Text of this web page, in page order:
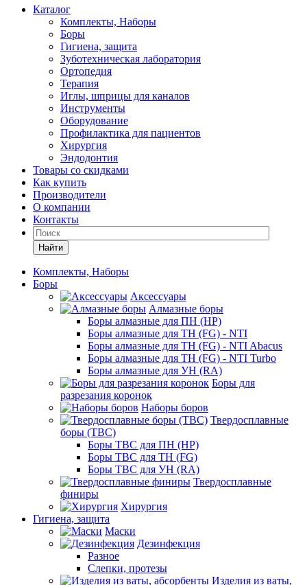
Каталог
Комплекты, Наборы
Боры
Гигиена, защита
Зуботехническая лаборатория
Ортопедия
Терапия
Иглы, шприцы для каналов
Инструменты
Оборудование
Профилактика для пациентов
Хирургия
Эндодонтия
Товары со скидками
Как купить
Производители
О компании
Контакты
Найти
Комплекты, Наборы
Боры
Аксессуары
Алмазные боры
Боры алмазные для ПН (HP)
Боры алмазные для ТН (FG) - NTI
Боры алмазные для ТН (FG) - NTI Abacus
Боры алмазные для ТН (FG) - NTI Turbo
Боры алмазные для УН (RA)
Боры для
разрезания коронок
Наборы боров
Твердосплавные
боры (ТВС)
Боры ТВС для ПН (HP)
Боры ТВС для ТН (FG)
Боры ТВС для УН (RA)
Твердосплавные
финиры
Хирургия
Гигиена, защита
Маски
Дезинфекция
Разное
Слепки, протезы
Изделия из ваты,